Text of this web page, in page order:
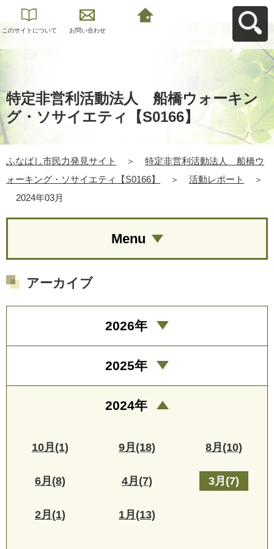
このサイトについて お問い合わせ
特定非営利活動法人 船橋ウォーキン
グ・ソサイエティ【S0166】
ふなばし市民力発見サイト ＞
特定非営利活動法人 船橋ウ
ォーキング・ソサイエティ【S0166】
＞ 活動レポート
＞
2024年03月
Menu
アーカイブ
2026年
2025年
2024年
10月(1) 9月(18) 8月(10)
6月(8) 4月(7) 3月(7)
2月(1) 1月(13)